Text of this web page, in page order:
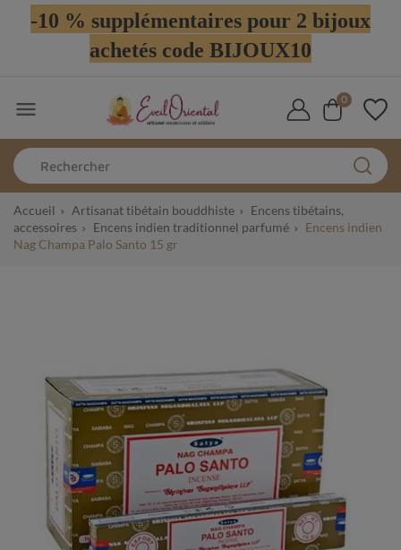
-10 % supplémentaires pour 2 bijoux
achetés code BIJOUX10
 0
Accueil Artisanat tibétain bouddhiste
Encens tibétains,
accessoires
Encens indien traditionnel parfumé
Encens indien
Nag Champa Palo Santo 15 gr